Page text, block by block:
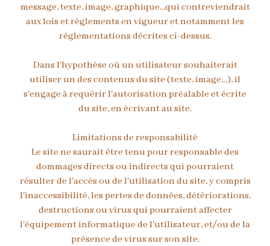
message, texte, image, graphique...qui contreviendrait
aux lois et règlements en vigueur et notamment les
réglementations décrites ci-dessus.
Dans l'hypothèse où un utilisateur souhaiterait
utiliser un des contenus du site (texte, image…), il
s'engage à requérir l'autorisation préalable et écrite
du site, en écrivant au site.
Limitations de responsabilité
Le site ne saurait être tenu pour responsable des
dommages directs ou indirects qui pourraient
résulter de l'accès ou de l'utilisation du site, y compris
l'inaccessibilité, les pertes de données, détériorations,
destructions ou virus qui pourraient affecter
l'équipement informatique de l'utilisateur, et/ou de la
présence de virus sur son site.